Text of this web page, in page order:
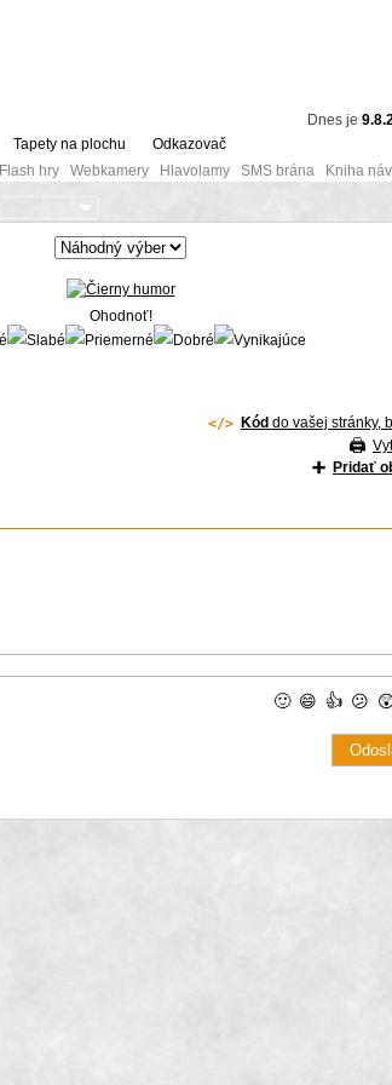
Dnes je
Tapety na plochu
Odkazovač
Flash hry Webkamery Hlavolamy SMS brána Kniha
Ohodnoť!
Kód do vašej stránky,
Pridať
🙂 😄 👍 😕